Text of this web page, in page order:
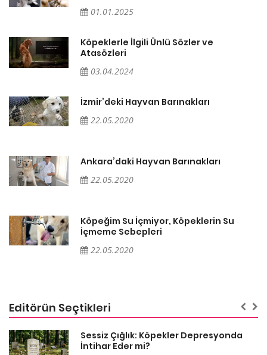
01.01.2025
Köpeklerle İlgili Ünlü Sözler ve
Atasözleri
03.04.2024
İzmir’deki Hayvan Barınakları
22.05.2020
Ankara’daki Hayvan Barınakları
22.05.2020
Köpeğim Su İçmiyor, Köpeklerin Su
İçmeme Sebepleri
22.05.2020
Editörün Seçtikleri
Sessiz Çığlık: Köpekler Depresyonda
İntihar Eder mi?